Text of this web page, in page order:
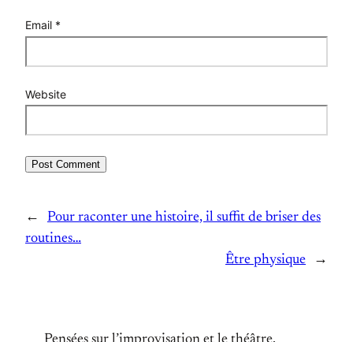
Email *
Website
←
Pour raconter une histoire, il suffit de briser des
routines…
Être physique
→